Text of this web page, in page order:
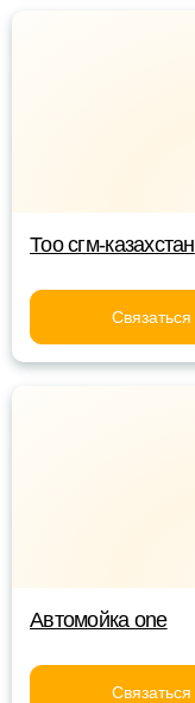
Тоо сгм-казахстан
Связаться
Автомойка one
Связаться